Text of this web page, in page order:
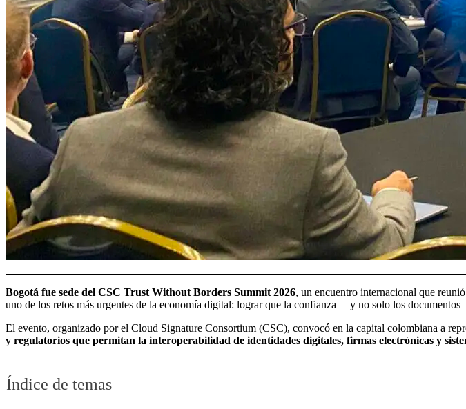
Bogotá fue sede del CSC Trust Without Borders Summit 2026, un encuentro internacional que
uno de los retos más urgentes de la economía digital: lograr que la confianza —y no solo los
El evento, organizado por el Cloud Signature Consortium (CSC), convocó en la capital colombiana a
y regulatorios que permitan la interoperabilidad de identidades digitales, firmas electrónicas y
Índice de temas